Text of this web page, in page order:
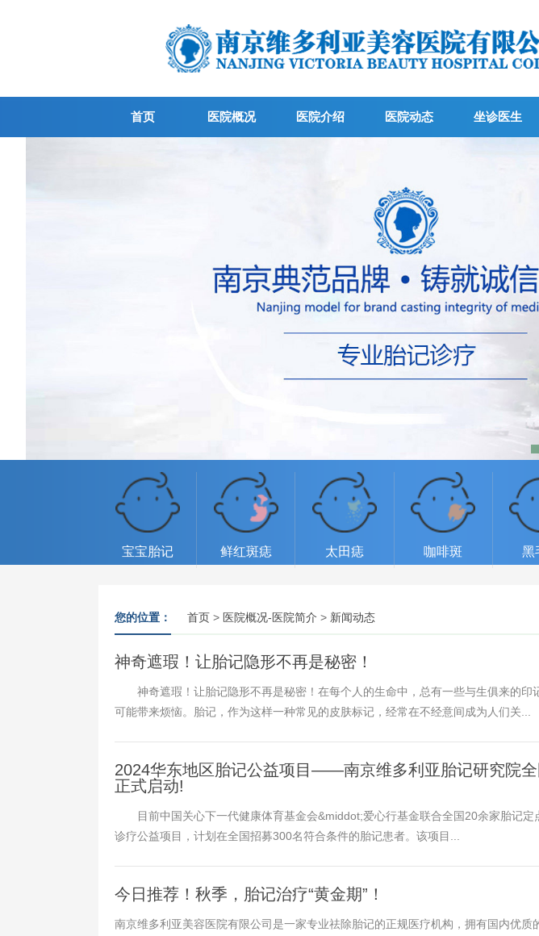
首页 医院概况 医院介绍 医院动态 坐诊医生
宝宝胎记 鲜红斑痣 太田痣 咖啡斑 黑
您的位置： 首页 > 医院概况-医院简介 > 新闻动态
神奇遮瑕！让胎记隐形不再是秘密！
神奇遮瑕！让胎记隐形不再是秘密！在每个人的生命中，总有一些与生俱来的印
可能带来烦恼。胎记，作为这样一种常见的皮肤标记，经常在不经意间成为人们关...
2024华东地区胎记公益项目——南京维多利亚胎记研究院
正式启动!
目前中国关心下一代健康体育基金会&middot;爱心行基金联合全国20余家胎记定
诊疗公益项目，计划在全国招募300名符合条件的胎记患者。该项目...
今日推荐！秋季，胎记治疗“黄金期”！
南京维多利亚美容医院有限公司是一家专业祛除胎记的正规医疗机构，拥有国内优质